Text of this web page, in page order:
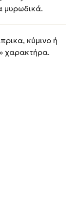
μυρωδικά.
κύμινο ή
» χαρακτήρα.